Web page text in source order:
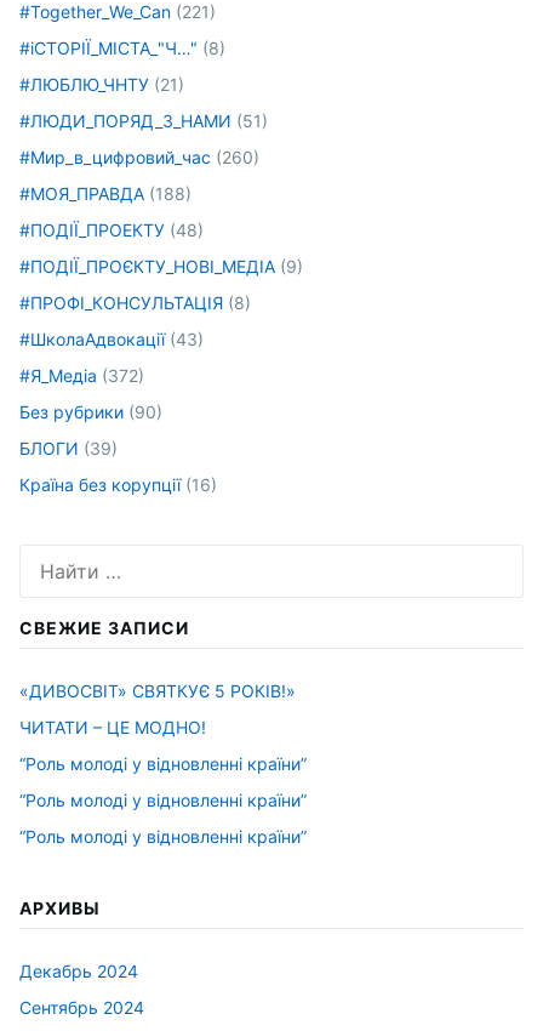
#Together_We_Can (221)
#іСТОРІЇ_МІСТА_"Ч…" (8)
#ЛЮБЛЮ_ЧНТУ (21)
#ЛЮДИ_ПОРЯД_З_НАМИ (51)
#Мир_в_цифровий_час (260)
#МОЯ_ПРАВДА (188)
#ПОДІЇ_ПРОЕКТУ (48)
#ПОДІЇ_ПРОЄКТУ_НОВІ_МЕДІА (9)
#ПРОФІ_КОНСУЛЬТАЦІЯ (8)
#ШколаАдвокації(43)
#Я_Медіа (372)
Без рубрики (90)
БЛОГИ (39)
Країна без корупції(16)
СВЕЖИЕ ЗАПИСИ
«ДИВОСВІТ» СВЯТКУЄ 5 РОКІВ!»
ЧИТАТИ – ЦЕ МОДНО!
“Роль молоді у відновленні країни”
“Роль молоді у відновленні країни”
“Роль молоді у відновленні країни”
АРХИВЫ
Декабрь 2024
Сентябрь 2024